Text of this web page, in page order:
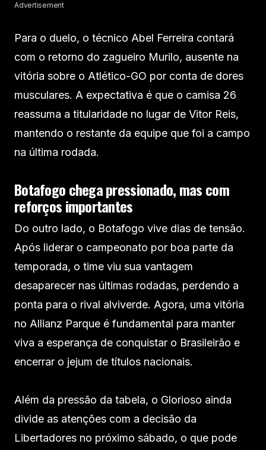
Advertisement
Para o duelo, o técnico Abel Ferreira contará
com o retorno do zagueiro Murilo, ausente na
vitória sobre o Atlético-GO por conta de dores
musculares. A expectativa é que o camisa 26
reassuma a titularidade no lugar de Vitor Reis,
mantendo o restante da equipe que foi a campo
na última rodada.
Botafogo chega pressionado, mas com
reforços importantes
Do outro lado, o Botafogo vive dias de tensão.
Após liderar o campeonato por boa parte da
temporada, o time viu sua vantagem
desaparecer nas últimas rodadas, perdendo a
ponta para o rival alviverde. Agora, uma vitória
no Allianz Parque é fundamental para manter
viva a esperança de conquistar o Brasileirão e
encerrar o jejum de títulos nacionais.
Além da pressão da tabela, o Glorioso ainda
divide as atenções com a decisão da
Libertadores no próximo sábado, o que pode